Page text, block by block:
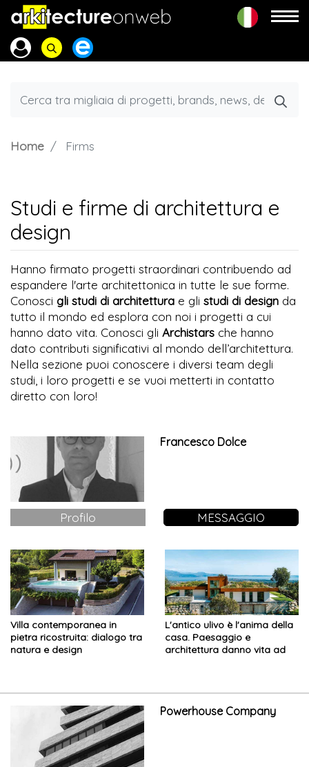
Home Firms
Studi e firme di architettura e
design
Hanno firmato progetti straordinari contribuendo ad
espandere l'arte architettonica in tutte le sue forme.
Conosci gli studi di architettura e gli studi di design da
tutto il mondo ed esplora con noi i progetti a cui
hanno dato vita. Conosci gli Archistars che hanno
dato contributi significativi al mondo dell’architettura.
Nella sezione puoi conoscere i diversi team degli
studi, i loro progetti e se vuoi metterti in contatto
diretto con loro!
Francesco Dolce
Profilo MESSAGGIO
Villa contemporanea in
pietra ricostruita: dialogo tra
natura e design
L'antico ulivo è l'anima della
casa. Paesaggio e
architettura danno vita ad
Powerhouse Company